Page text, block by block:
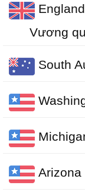
England
Vương
South
Arizona